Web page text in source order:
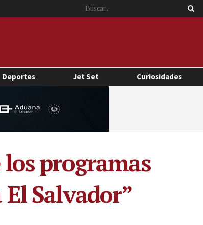
Deportes Jet Set Curiosidades
los programas
Salvador”